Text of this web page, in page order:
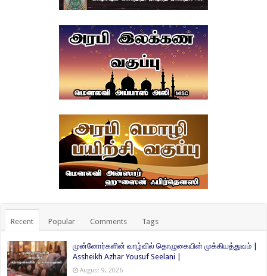
Recent Popular Comments Tags
முன்னோர்களின் வாழ்வில் தொழுகையின் முக்கியத்துவம் |
Assheikh Azhar Yousuf Seelani |
August 9, 2026